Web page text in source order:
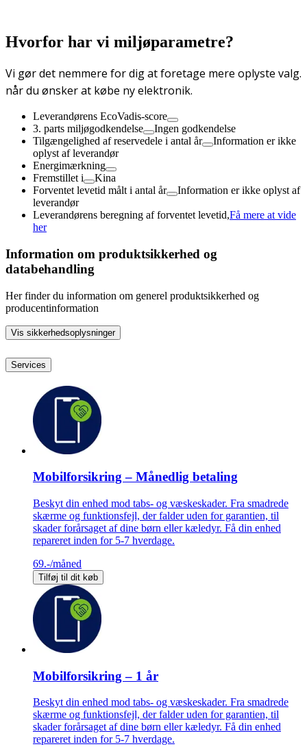
Hvorfor har vi miljøparametre?
Vi gør det nemmere for dig at foretage mere oplyste valg.
når du ønsker at købe ny elektronik.
Leverandørens EcoVadis-score
3. parts miljøgodkendelse
Ingen godkendelse
Tilgængelighed af reservedele i antal år
Information er ikke
oplyst af leverandør
Energimærkning
Fremstillet i
Kina
Forventet levetid målt i antal år
Information er ikke oplyst af
leverandør
Leverandørens beregning af forventet levetid,Få mere at vide
her
Information om produktsikkerhed og
databehandling
Her finder du information om generel produktsikkerhed og
producentinformation
Vis sikkerhedsoplysninger
Services
Mobilforsikring – Månedlig betaling
Beskyt din enhed mod tabs- og væskeskader. Fra smadrede
skærme og funktionsfejl, der falder uden for garantien, til
skader forårsaget af dine børn eller kæledyr. Få din enhed
repareret inden for 5-7 hverdage.
69.-/måned
Tilføj til dit køb
Mobilforsikring – 1 år
Beskyt din enhed mod tabs- og væskeskader. Fra smadrede
skærme og funktionsfejl, der falder uden for garantien, til
skader forårsaget af dine børn eller kæledyr. Få din enhed
repareret inden for 5-7 hverdage.